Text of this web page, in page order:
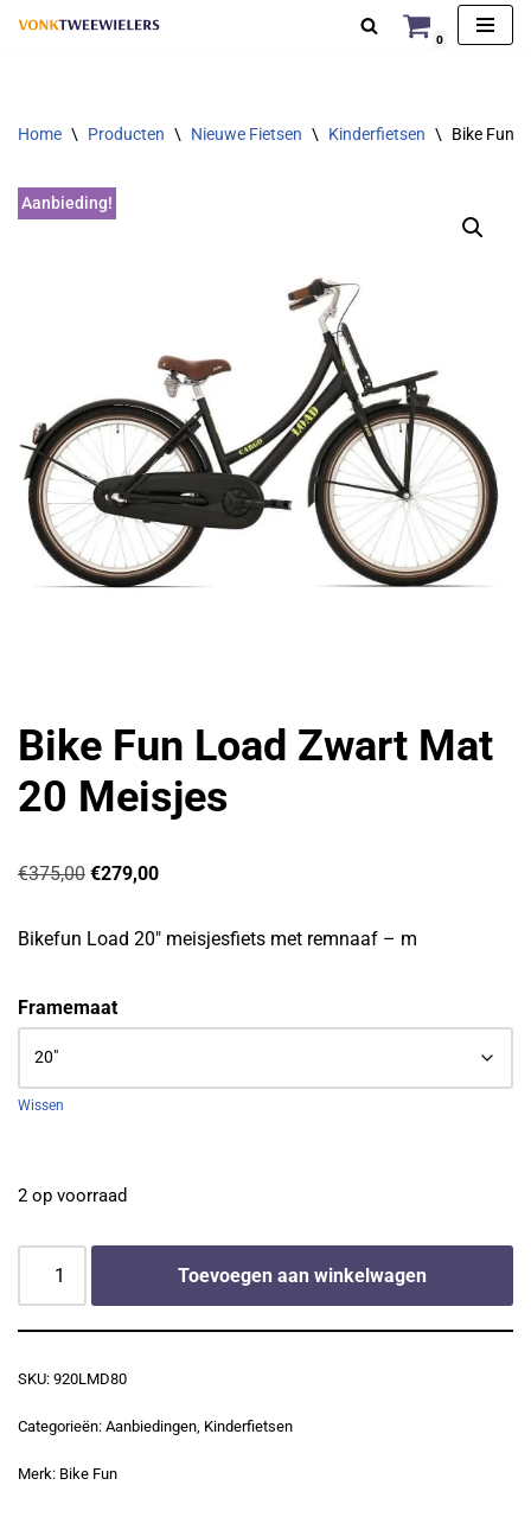
de
0
Home \ Producten \ Nieuwe Fietsen \ Kinderfietsen \ Bike Fun
Aanbieding!
Bike Fun Load Zwart Mat
20 Meisjes
€375,00 €279,00
Bikefun Load 20″ meisjesfiets met remnaaf – m
Framemaat
Wissen
2 op voorraad
Toevoegen aan winkelwagen
SKU: 920LMD80
Categorieën: Aanbiedingen, Kinderfietsen
Merk: Bike Fun